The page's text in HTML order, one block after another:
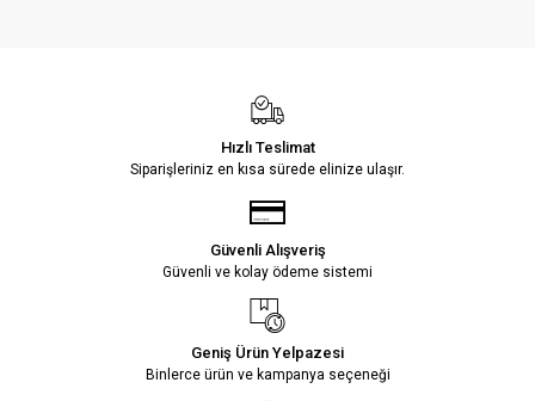
Hızlı Teslimat
Siparişleriniz en kısa sürede elinize ulaşır.
Güvenli Alışveriş
Güvenli ve kolay ödeme sistemi
Geniş Ürün Yelpazesi
Binlerce ürün ve kampanya seçeneği